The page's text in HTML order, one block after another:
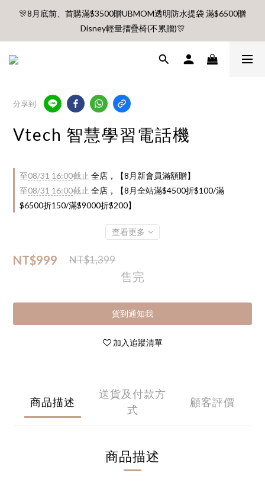
🎊8月底前、首購滿$3500贈UBMOM透明防水提袋 滿$6500贈
Disney輕量摺疊椅(不累贈)🎊
Disney輕量摺疊椅(不累贈)🎊
【村却國際溫泉酒店】指定平日免加價升等雙面景觀客房
8月每週五、六、日 新會員 首購免運🔥
🎊8月底前、首購滿$3500贈UBMOM透明防水提袋 滿$6500贈
Disney輕量摺疊椅(不累贈)🎊
分享到
Vtech 智慧學習電話機
至08/31 16:00截止 全店，【8月新會員滿額贈】
至08/31 16:00截止 全店，【8月全站滿$4500折$100/滿
$6500折150/滿$9000折$200】
查看更多
NT$999 NT$1,399
售完
貨到通知我
加入追蹤清單
商品描述
送貨及付款方
式
顧客評價
商品描述